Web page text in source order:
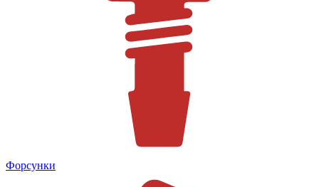
Форсунки